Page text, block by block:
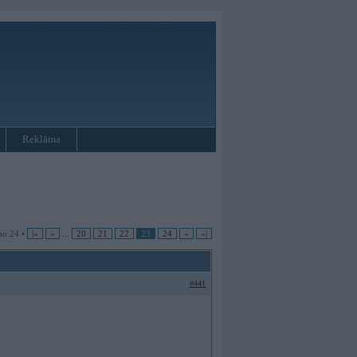
Reklāma
24 • |« « 20 21 22 23 24 » »|
#441